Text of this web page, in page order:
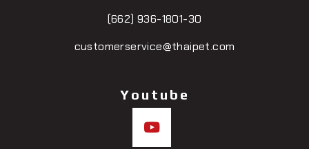
(662) 936-1801-30
customerservice@thaipet.com
Youtube